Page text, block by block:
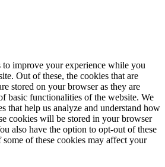
to improve your experience while you
Out of these, the cookies that are
stored on your browser as they are
basic functionalities of the website. We
that help us analyze and understand how
cookies will be stored in your browser
also have the option to opt-out of these
of these cookies may affect your